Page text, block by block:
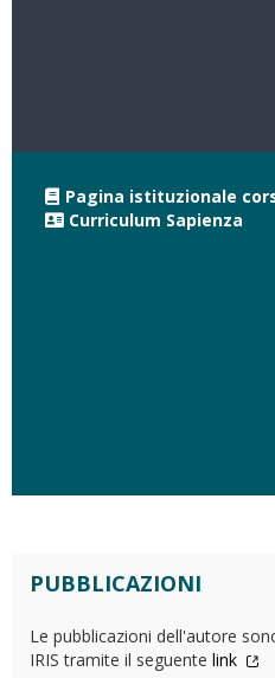
Pagina istituzionale
Curriculum Sapienza
PUBBLICAZIONI
Le pubblicazioni dell'autore
IRIS tramite il seguente link